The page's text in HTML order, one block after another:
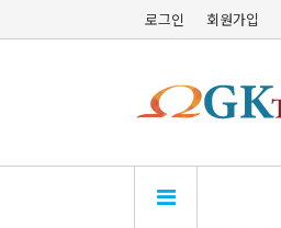
로그인 회원가입